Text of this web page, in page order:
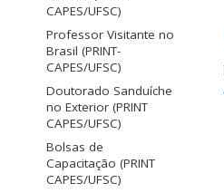
CAPES/UFSC)
Professor Visitante no
Brasil (PRINT-
CAPES/UFSC)
Doutorado Sanduíche
no Exterior (PRINT
CAPES/UFSC)
Bolsas de
Capacitação (PRINT
CAPES/UFSC)